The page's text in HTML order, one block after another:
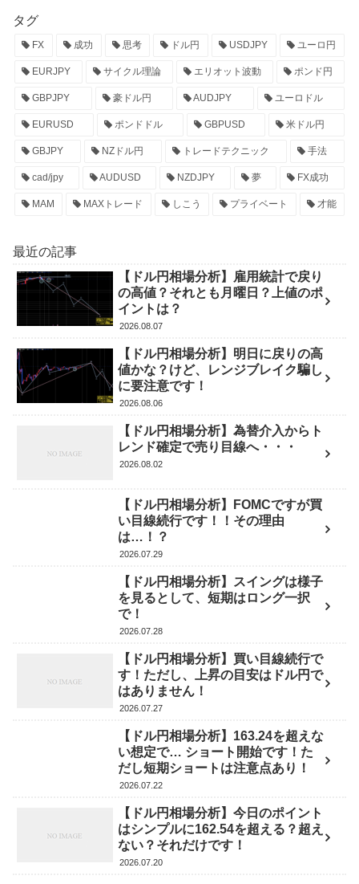
タグ
FX 成功 思考 ドル円 USDJPY ユーロ円
EURJPY サイクル理論 エリオット波動 ポンド円
GBPJPY 豪ドル円 AUDJPY ユーロドル
EURUSD ポンドドル GBPUSD 米ドル円
GBJPY NZドル円 トレードテクニック 手法
cad/jpy AUDUSD NZDJPY 夢 FX成功
MAM MAXトレード しこう プライベート 才能
最近の記事
【ドル円相場分析】雇用統計で戻り
の高値？それとも月曜日？上値のポ
イントは？
2026.08.07
【ドル円相場分析】明日に戻りの高
値かな？けど、レンジブレイク騙し
に要注意です！
2026.08.06
【ドル円相場分析】為替介入からト
レンド確定で売り目線へ・・・
2026.08.02
【ドル円相場分析】FOMCですが買
い目線続行です！！その理由
は…！？
2026.07.29
【ドル円相場分析】スイングは様子
を見るとして、短期はロング一択
で！
2026.07.28
【ドル円相場分析】買い目線続行で
す！ただし、上昇の目安はドル円で
はありません！
2026.07.27
【ドル円相場分析】163.24を超えな
い想定で… ショート開始です！た
だし短期ショートは注意点あり！
2026.07.22
【ドル円相場分析】今日のポイント
はシンプルに162.54を超える？超え
ない？それだけです！
2026.07.20